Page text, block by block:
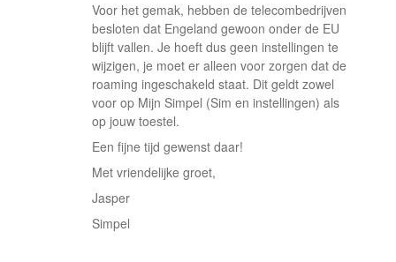
Voor het gemak, hebben de telecombedrijven
besloten dat Engeland gewoon onder de EU
blijft vallen. Je hoeft dus geen instellingen te
wijzigen, je moet er alleen voor zorgen dat de
roaming ingeschakeld staat. Dit geldt zowel
voor op Mijn Simpel (Sim en instellingen) als
op jouw toestel.
Een fijne tijd gewenst daar!
Met vriendelijke groet,
Jasper
Simpel